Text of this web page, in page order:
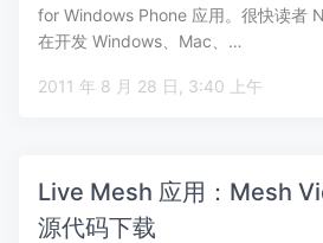
for Windows Phone 应用。很快读者
在开发 Windows、Mac、…
2011 年 8 月 28 日, 3:40 上午
Live Mesh 应用：Mesh
源代码下载